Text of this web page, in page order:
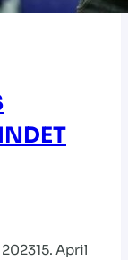
202315. April